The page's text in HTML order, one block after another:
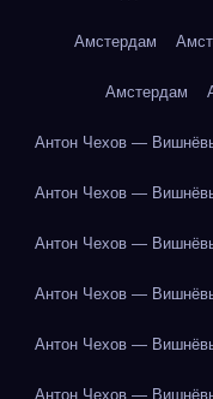
Амстердам
Амстердам
Антон Чехов —
Антон Чехов —
Антон Чехов —
Антон Чехов —
Антон Чехов —
Антон Чехов —